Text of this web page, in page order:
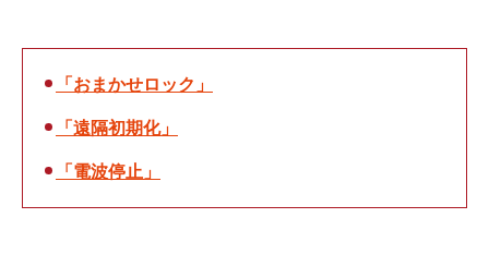
「おまかせロック」
「遠隔初期化」
「電波停止」